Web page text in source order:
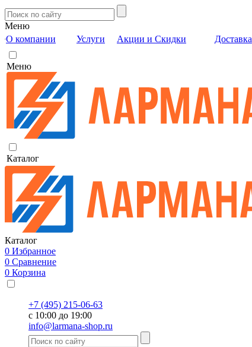
Меню
О компании
Услуги Акции и Скидки Доставка
Меню
Каталог
Каталог
0 Избранное
0 Сравнение
0 Корзина
+7 (495) 215-06-63
с 10:00 до 19:00
info@larmana-shop.ru